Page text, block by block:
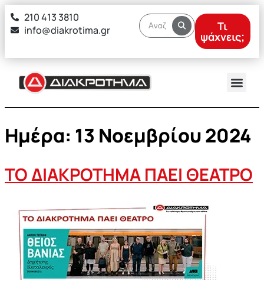
στο
περιεχόμενο
210 413 3810
info@diakrotima.gr
Τι
ψάχνεις;
Ημέρα: 13 Νοεμβρίου 2024
ΤΟ ΔΙΑΚΡΟΤΗΜΑ ΠΑΕΙ ΘΕΑΤΡΟ